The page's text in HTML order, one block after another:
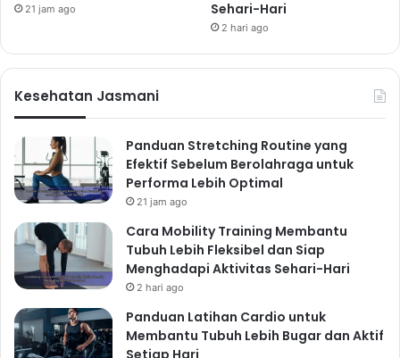
memperbaiki sel-sel, meningkatkan konsentrasi, dan
memperkuat sistem imun. Buatlah jadwal tidur yang
teratur dan ciptakan lingkungan tidur yang nyaman
padahal sangat krusial.
5. Kelola Stres dengan Baik:
Teknik Relaksasi Sederhana
Stres dapat berdampak negatif pada kesehatan fisik
stres, seperti
bernapas dalam, meditasi, atau yoga
Anda juga bisa melakukan aktivitas yang
menyenangkan, seperti mendengarkan musik,
membaca buku, atau menghabiskan waktu di alam.
Mengurangi stres adalah salah satu cara hidup sehat
21 jam ago Sehari-Hari
2 hari ago
Kesehatan Jasmani
Panduan Stretching Routine yang
Efektif Sebelum Berolahraga untuk
Performa Lebih Optimal
21 jam ago
Cara Mobility Training Membantu
Tubuh Lebih Fleksibel dan Siap
Menghadapi Aktivitas Sehari-Hari
2 hari ago
Panduan Latihan Cardio untuk
Membantu Tubuh Lebih Bugar dan Aktif